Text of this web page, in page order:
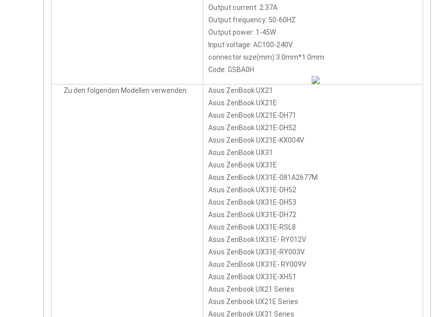
Output current: 2.37A
Output frequency: 50-60HZ
Output power: 1-45W
Input voltage: AC100-240V
connector size(mm):3.0mm*1.0mm
Code: GSBA0H
Zu den folgenden Modellen verwenden:
Asus ZenBook UX21
Asus ZenBook UX21E
Asus ZenBook UX21E-DH71
Asus ZenBook UX21E-DH52
Asus ZenBook UX21E-KX004V
Asus ZenBook UX31
Asus ZenBook UX31E
Asus ZenBook UX31E-081A2677M
Asus ZenBook UX31E-DH52
Asus ZenBook UX31E-DH53
Asus ZenBook UX31E-DH72
Asus ZenBook UX31E-RSL8
Asus ZenBook UX31E- RY012V
Asus ZenBook UX31E-RY003V
Asus ZenBook UX31E- RY009V
Asus ZenBook UX31E-XH51
Asus Zenbook UX21 Series
Asus Zenbook UX21E Series
Asus Zenbook UX31 Series